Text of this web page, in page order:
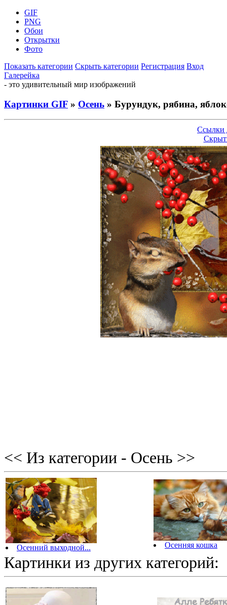
GIF
PNG
Обои
Открытки
Фото
Показать категории Скрыть категории Регистрация Вход
Галерейка
- это удивительный мир изображений
Картинки GIF » Осень » Бурундук, рябина,
Ссылки
<< Из категории - Осень >>
Осенний выходной... Осенняя кошка
Картинки из других категорий: